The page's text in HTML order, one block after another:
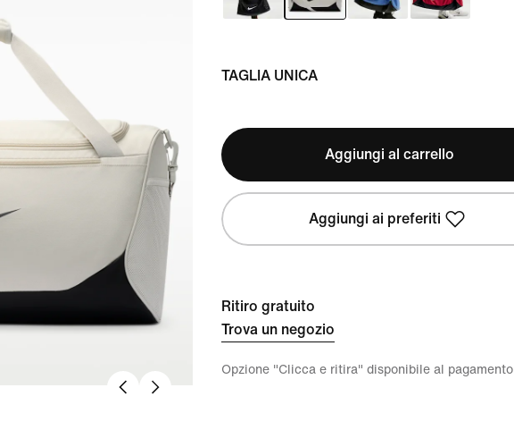
TAGLIA UNICA
Aggiungi al carrello
Aggiungi ai preferiti
Ritiro gratuito
Trova un negozio
Opzione "Clicca e ritira" disponibile al pagamento